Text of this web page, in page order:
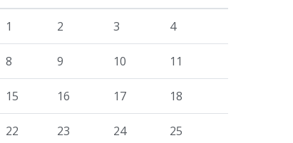
1 2 3 4
8 9 10 11
15 16 17 18
22 23 24 25